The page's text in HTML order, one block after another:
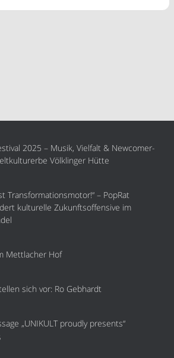
2025 – Musik, Vielfalt & Newcomer-
Völklinger Hütte
Transformationsmotor!“ – PopRat
kulturelle Zukunftsoffensive im
Mettlacher Hof
sich vor: Ro Gebhardt
„UNIKULT proudly presents“